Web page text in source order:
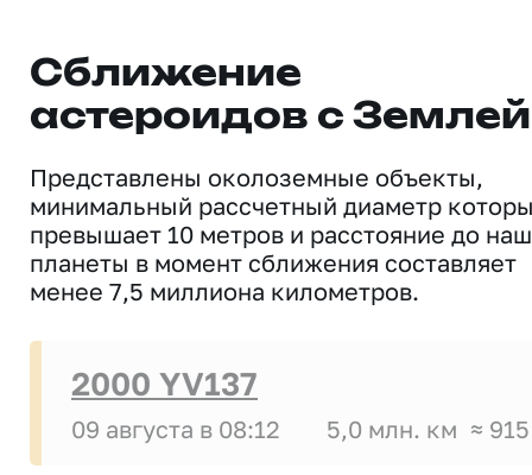
Сближение
астероидов с Землей
Представлены околоземные объекты,
минимальный рассчетный диаметр
превышает 10 метров и расстояние до
планеты в момент сближения составляет
менее 7,5 миллиона километров.
2000 YV137
09 августа в 08:12 5,0 млн. км ≈